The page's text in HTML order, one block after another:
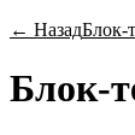
← НазадБлок-
Блок-